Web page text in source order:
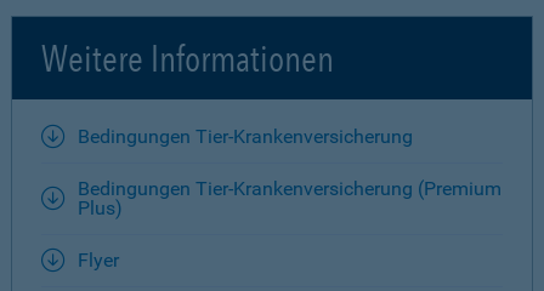
Weitere Informationen
Bedingungen Tier-Krankenversicherung
Bedingungen Tier-Krankenversicherung (Premium
Plus)
Flyer